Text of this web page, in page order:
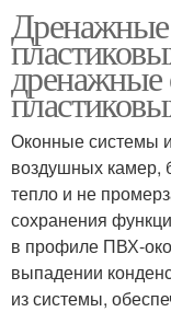
деревянных
Дренажные
дренажные
Оконные системы
воздушных камер,
тепло и не
сохранения
в профиле ПВХ-
выпадении
из системы,